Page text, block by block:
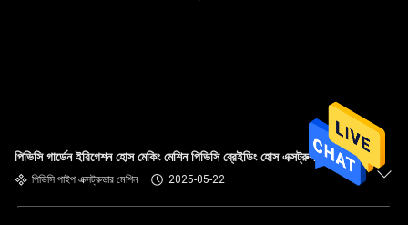
পিভিসি গার্ডেন ইরিগেশন হোস মেকিং মেশিন পিভিসি ব্রেইডিং হোস এক্সট্রুশন লাইন
পিভিসি পাইপ এক্সট্রুডার মেশিন 2025-05-22